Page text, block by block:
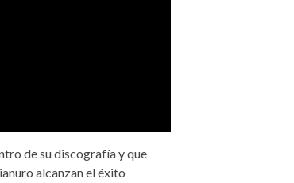
de su discografía y que
alcanzan el éxito